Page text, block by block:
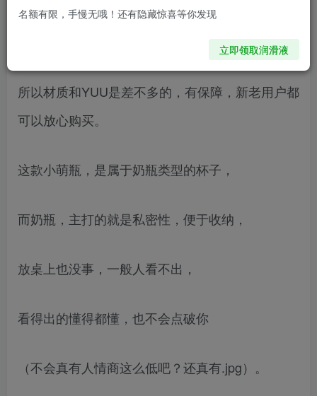
首先说一说杯多多这个品牌，杯多多是YUU旗下的
所以材质和YUU是差不多的，有保障，新老用户都
可以放心购买。
这款小萌瓶，是属于奶瓶类型的杯子，
而奶瓶，主打的就是私密性，便于收纳，
放桌上也没事，一般人看不出，
看得出的懂得都懂，也不会点破你
（不会真有人情商这么低吧？还真有.jpg）。
名额有限，手慢无哦！还有隐藏惊喜等你发现
立即领取润滑液